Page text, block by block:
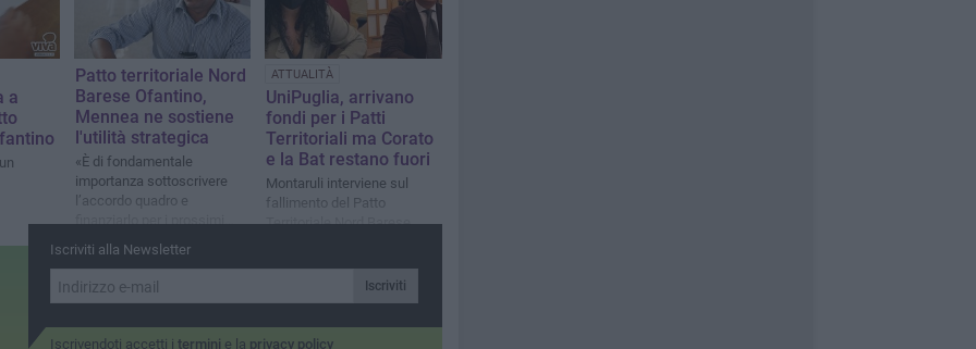
a
Patto territoriale Nord
Barese Ofantino,
Mennea ne sostiene
l'utilità strategica
«È di fondamentale
importanza sottoscrivere
l’accordo quadro e
finanziarlo per i prossimi
anni»
ATTUALITÀ
UniPuglia, arrivano
fondi per i Patti
Territoriali ma Corato
e la Bat restano fuori
Montaruli interviene sul
fallimento del Patto
Territoriale Nord Barese
Iscriviti alla Newsletter
Iscriviti
Iscrivendoti accetti i termini e la privacy policy